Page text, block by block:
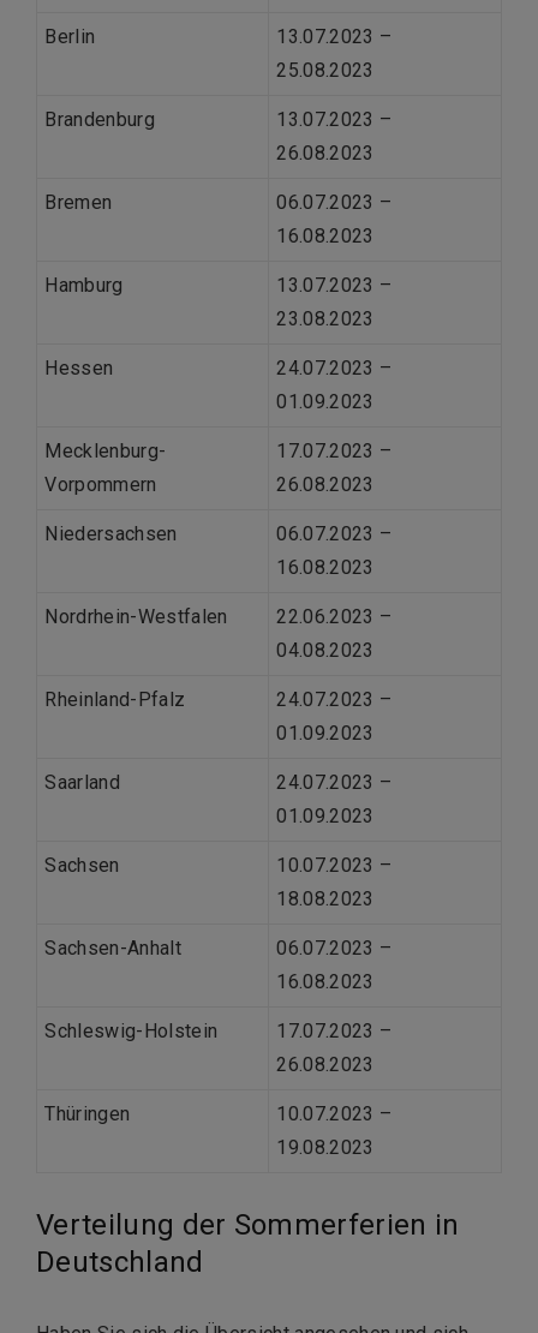
Berlin
13.07.2023 –
25.08.2023
Brandenburg
13.07.2023 –
26.08.2023
Bremen
06.07.2023 –
16.08.2023
Hamburg
13.07.2023 –
23.08.2023
Hessen
24.07.2023 –
01.09.2023
Mecklenburg-
Vorpommern
17.07.2023 –
26.08.2023
Niedersachsen
06.07.2023 –
16.08.2023
Nordrhein-Westfalen
22.06.2023 –
04.08.2023
Rheinland-Pfalz
24.07.2023 –
01.09.2023
Saarland
24.07.2023 –
01.09.2023
Sachsen
10.07.2023 –
18.08.2023
Sachsen-Anhalt
06.07.2023 –
16.08.2023
Schleswig-Holstein
17.07.2023 –
26.08.2023
Thüringen
10.07.2023 –
19.08.2023
Verteilung der Sommerferien in
Deutschland